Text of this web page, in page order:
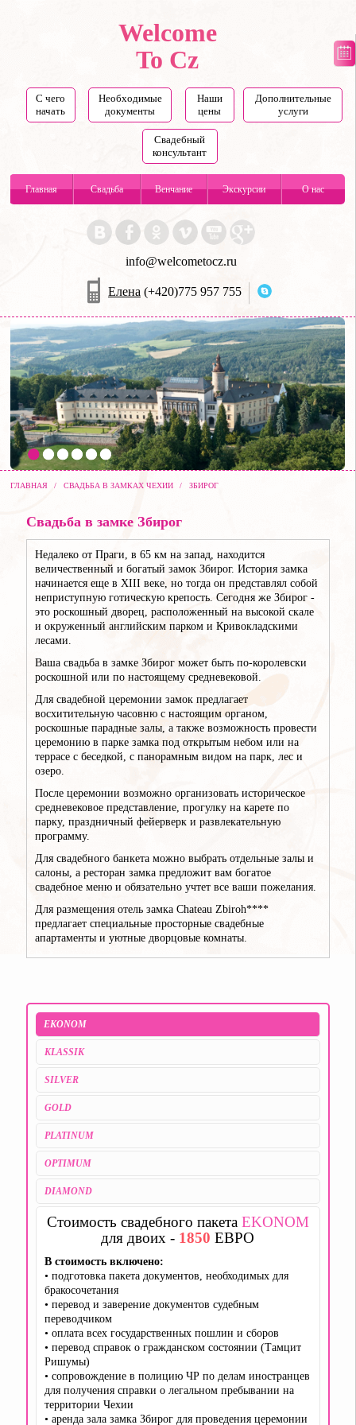
Welcome
To Cz
С чего
начать
Необходимые
документы
Наши
цены
Дополнительные
услуги
Свадебный
консультант
Главная Свадьба Венчание Экскурсии О нас
info@welcometocz.ru
Елена (+420)775 957 755
ГЛАВНАЯ / СВАДЬБА В ЗАМКАХ ЧЕХИИ / ЗБИРОГ
Свадьба в замке Збирог
Недалеко от Праги, в 65 км на запад, находится
величественный и богатый замок Збирог. История замка
начинается еще в XIII веке, но тогда он представлял собой
неприступную готическую крепость. Сегодня же Збирог -
это роскошный дворец, расположенный на высокой скале
и окруженный английским парком и Кривокладскими
лесами.
Ваша свадьба в замке Збирог может быть по-королевски
роскошной или по настоящему средневековой.
Для свадебной церемонии замок предлагает
восхитительную часовню с настоящим органом,
роскошные парадные залы, а также возможность провести
церемонию в парке замка под открытым небом или на
террасе с беседкой, с панорамным видом на парк, лес и
озеро.
После церемонии возможно организовать историческое
средневековое представление, прогулку на карете по
парку, праздничный фейерверк и развлекательную
программу.
Для свадебного банкета можно выбрать отдельные залы и
салоны, а ресторан замка предложит вам богатое
свадебное меню и обязательно учтет все ваши пожелания.
Для размещения отель замка Chateau Zbiroh****
предлагает специальные просторные свадебные
апартаменты и уютные дворцовые комнаты.
EKONOM
KLASSIK
SILVER
GOLD
PLATINUM
OPTIMUM
DIAMOND
Стоимость свадебного пакета EKONOM
для двоих - 1850 ЕВРО
В стоимость включено:
• подготовка пакета документов, необходимых для
бракосочетания
• перевод и заверение документов судебным
переводчиком
• оплата всех государственных пошлин и сборов
• перевод справок о гражданском состоянии (Тамцит
Ришумы)
• сопровождение в полицию ЧР по делам иностранцев
для получения справки о легальном пребывании на
территории Чехии
• аренда зала замка Збирог для проведения церемонии